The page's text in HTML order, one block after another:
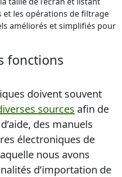
et les opérations de filtrage
améliorés et simplifiés pour
fonctions
doivent souvent
sources afin de
des manuels
électroniques de
nous avons
d’importation de